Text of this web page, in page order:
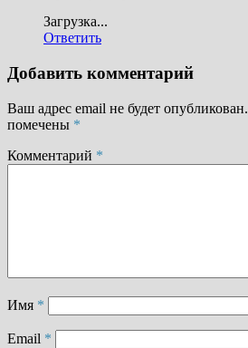
Загрузка...
Ответить
Добавить комментарий
Ваш адрес email не будет опубликован.
помечены *
Комментарий *
Имя *
Email *